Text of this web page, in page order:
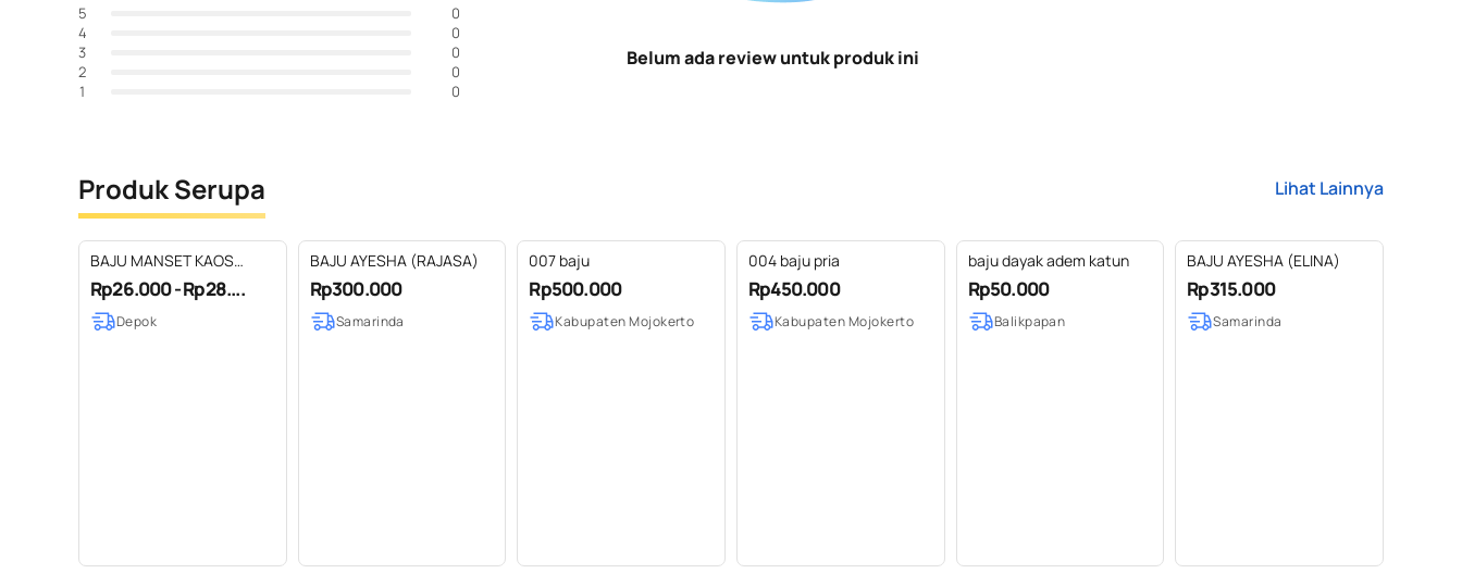
5
0
4
0
3
0
2
0
1
0
Belum ada review untuk produk ini
Produk Serupa Lihat Lainnya
BAJU MANSET KAOS
RAYON KATUN SOFT
UKURAN JUMBO &
STANDAR
Rp26.000 - Rp28....
Depok
BAJU AYESHA (RAJASA)
Rp300.000
Samarinda
007 baju
Rp500.000
Kabupaten Mojokerto
004 baju pria
Rp450.000
Kabupaten Mojokerto
baju dayak adem katun
Rp50.000
Balikpapan
BAJU AYESHA (ELINA)
Rp315.000
Samarinda